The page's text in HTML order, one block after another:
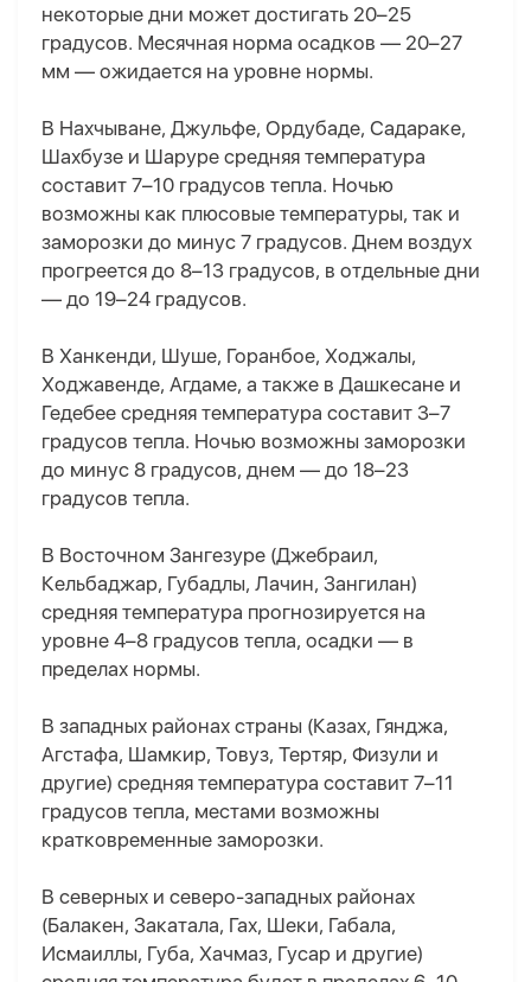
некоторые дни может достигать 20–25
градусов. Месячная норма осадков — 20–27
мм — ожидается на уровне нормы.
В Нахчыване, Джульфе, Ордубаде, Садараке,
Шахбузе и Шаруре средняя температура
составит 7–10 градусов тепла. Ночью
возможны как плюсовые температуры, так и
заморозки до минус 7 градусов. Днем воздух
прогреется до 8–13 градусов, в отдельные дни
— до 19–24 градусов.
В Ханкенди, Шуше, Горанбое, Ходжалы,
Ходжавенде, Агдаме, а также в Дашкесане и
Гедебее средняя температура составит 3–7
градусов тепла. Ночью возможны заморозки
до минус 8 градусов, днем — до 18–23
градусов тепла.
В Восточном Зангезуре (Джебраил,
Кельбаджар, Губадлы, Лачин, Зангилан)
средняя температура прогнозируется на
уровне 4–8 градусов тепла, осадки — в
пределах нормы.
В западных районах страны (Казах, Гянджа,
Агстафа, Шамкир, Товуз, Тертяр, Физули и
другие) средняя температура составит 7–11
градусов тепла, местами возможны
кратковременные заморозки.
В северных и северо-западных районах
(Балакен, Закатала, Гах, Шеки, Габала,
Исмаиллы, Губа, Хачмаз, Гусар и другие)